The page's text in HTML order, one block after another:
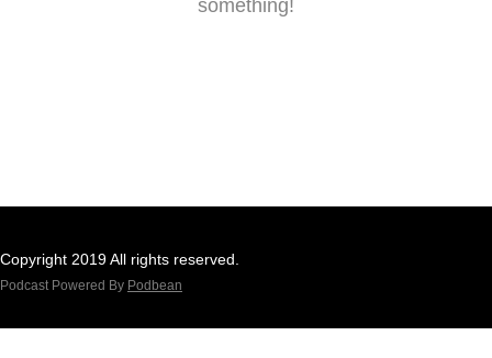
something!
Copyright 2019 All rights reserved.
Podcast Powered By Podbean